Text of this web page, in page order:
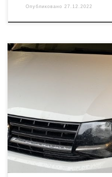
Опубликовано 27.12.2022
Автомобиль пригнан из
система впрыска мочевины
Мощность двигателя всего
автомобиля этого очень
SCR и DPF на программном и
идентификации Двигатель
[…]